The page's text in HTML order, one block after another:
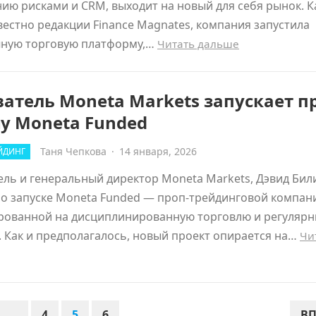
рисками и CRM, выходит на новый для себя рынок.
редакции Finance Magnates, компания запустила
торговую платформу,… Читать дальше
Moneta Markets запускает
Moneta Funded
Таня Чепкова · 14 января, 2026
и генеральный директор Moneta Markets, Дэвид
запуске Moneta Funded — проп-трейдинговой
на дисциплинированную торговлю и
и предполагалось, новый проект опирается на…